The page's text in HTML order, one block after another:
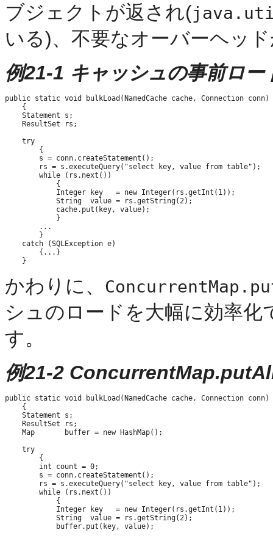
ブジェクトが返され(
いる)、不要なオーバーヘッ
例21-1 キャッシュの事前ロー
public static void bulkLoad(NamedCache cache, Connection conn)
    {
    Statement s;
    ResultSet rs;
    try
        {
        s = conn.createStatement();
        rs = s.executeQuery("select key, value from table");
        while (rs.next())
            {
            Integer key   = new Integer(rs.getInt(1));
            String  value = rs.getString(2);
            cache.put(key, value);
            }
        ...
        }
    catch (SQLException e)
        {...}
かわりに、
シュのロードを大幅に効率化
す。
例21-2
public static void bulkLoad(NamedCache cache, Connection conn)
    {
    Statement s;
    ResultSet rs;
    Map       buffer = new HashMap();
    try
        {
        int count = 0;
        s = conn.createStatement();
        rs = s.executeQuery("select key, value from table");
        while (rs.next())
            {
            Integer key   = new Integer(rs.getInt(1));
            String  value = rs.getString(2);
            buffer.put(key, value);